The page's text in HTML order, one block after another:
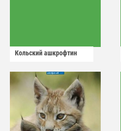
Кольский ашкрофтин